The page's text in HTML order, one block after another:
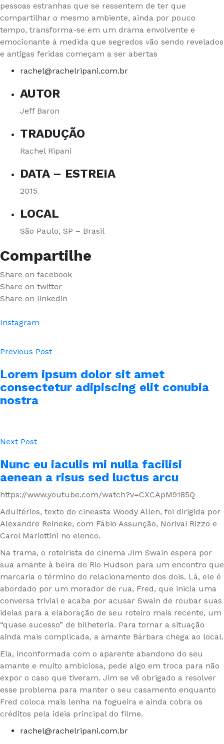
pessoas estranhas que se ressentem de ter que
compartilhar o mesmo ambiente, ainda por pouco
tempo, transforma-se em um drama envolvente e
emocionante à medida que segredos vão sendo revelados
e antigas feridas começam a ser abertas
rachel@rachelripani.com.br
AUTOR
Jeff Baron
TRADUÇÃO
Rachel Ripani
DATA – ESTREIA
2015
LOCAL
São Paulo, SP – Brasil
Compartilhe
Share on facebook
Share on twitter
Share on linkedin
Instagram
Previous Post
Lorem ipsum dolor sit amet
consectetur adipiscing elit conubia
nostra
Next Post
Nunc eu iaculis mi nulla facilisi
aenean a risus sed luctus arcu
https://www.youtube.com/watch?v=CXCApM9185Q
Adultérios, texto do cineasta Woody Allen, foi dirigida por
Alexandre Reineke, com Fábio Assunção, Norival Rizzo e
Carol Mariottini no elenco.
Na trama, o roteirista de cinema Jim Swain espera por
sua amante à beira do Rio Hudson para um encontro que
marcaria o término do relacionamento dos dois. Lá, ele é
abordado por um morador de rua, Fred, que inicia uma
conversa trivial e acaba por acusar Swain de roubar suas
ideias para a elaboração de seu roteiro mais recente, um
“quase sucesso” de bilheteria. Para tornar a situação
ainda mais complicada, a amante Bárbara chega ao local.
Ela, inconformada com o aparente abandono do seu
amante e muito ambiciosa, pede algo em troca para não
expor o caso que tiveram. Jim se vê obrigado a resolver
esse problema para manter o seu casamento enquanto
Fred coloca mais lenha na fogueira e ainda cobra os
créditos pela ideia principal do filme.
rachel@rachelripani.com.br